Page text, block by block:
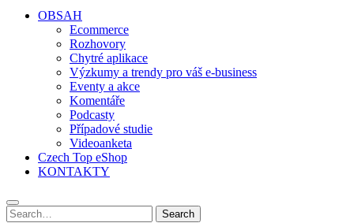
OBSAH
Ecommerce
Rozhovory
Chytré aplikace
Výzkumy a trendy pro váš e-business
Eventy a akce
Komentáře
Podcasty
Případové studie
Videoanketa
Czech Top eShop
KONTAKTY
Search
for:
Search